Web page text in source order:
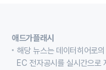
애드가플래시
해당 뉴스는 데이터히어로
EC 전자공시를 실시간으로